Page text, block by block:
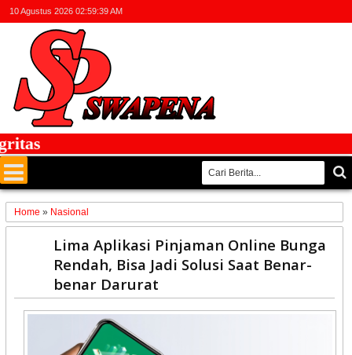
10 Agustus 2026 02:59:39 AM
Home » Nasional
Lima Aplikasi Pinjaman Online Bunga
Rendah, Bisa Jadi Solusi Saat Benar-
benar Darurat